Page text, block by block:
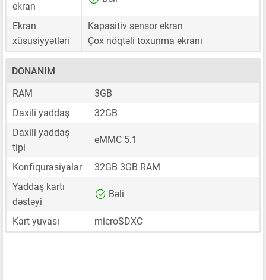
ekran
Ekran
xüsusiyyətləri
Kapasitiv sensor ekran
Çox nöqtəli toxunma ekranı
DONANIM
RAM
3GB
Daxili yaddaş
32GB
Daxili yaddaş
tipi
eMMC 5.1
Konfiqurasiyalar
32GB 3GB RAM
Yaddaş kartı
dəstəyi
Bəli
Kart yuvası microSDXC